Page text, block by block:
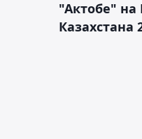
"Актобе" на
Казахстана